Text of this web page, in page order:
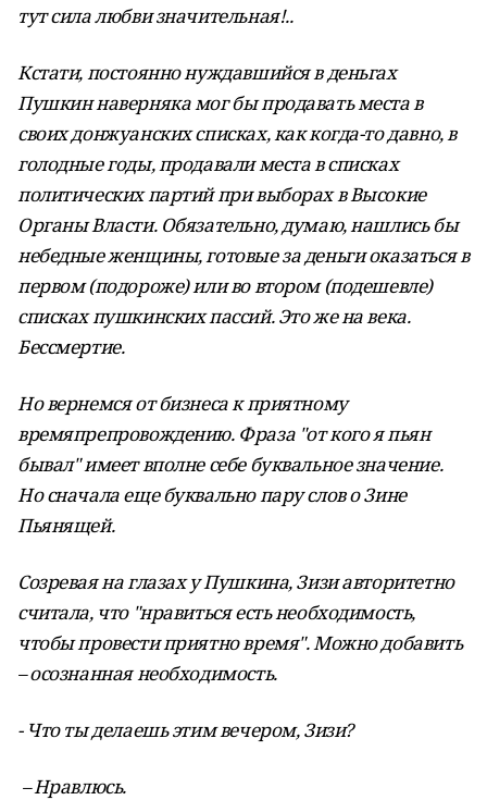
тут сила любви значительная!..
Кстати, постоянно нуждавшийся в деньгах
Пушкин наверняка мог бы продавать места в
своих донжуанских списках, как когда-то давно, в
голодные годы, продавали места в списках
политических партий при выборах в Высокие
Органы Власти. Обязательно, думаю, нашлись бы
небедные женщины, готовые за деньги оказаться в
первом (подороже) или во втором (подешевле)
списках пушкинских пассий. Это же на века.
Бессмертие.
Но вернемся от бизнеса к приятному
времяпрепровождению. Фраза "от кого я пьян
бывал" имеет вполне себе буквальное значение.
Но сначала еще буквально пару слов о Зине
Пьянящей.
Созревая на глазах у Пушкина, Зизи авторитетно
считала, что "нравиться есть необходимость,
чтобы провести приятно время". Можно добавить
– осознанная необходимость.
- Что ты делаешь этим вечером, Зизи?
– Нравлюсь.